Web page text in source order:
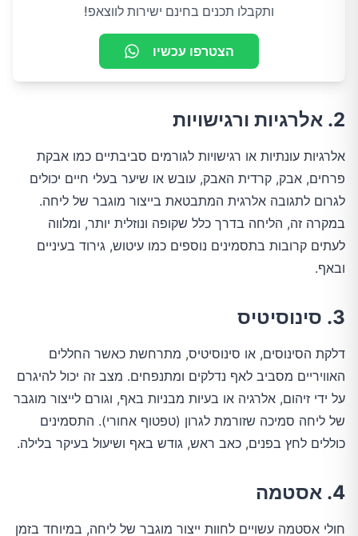
ותקבלו תכנים בחינם ישירות לווצאפ!
הצטרפו עכשיו
2. אלרגיות ורגישויות
אלרגיות עונתיות או רגישויות לגורמים סביבתיים כמו אבקת
פרחים, אבק, קרדית האבק, עובש או שיער בעלי חיים יכולים
לגרום לתגובה אלרגית המתבטאת בייצור מוגבר של ליחה.
במקרה זה, הליחה בדרך כלל שקופה ונוזלית יותר, ומלווה
לעתים קרובות בתסמינים נוספים כמו עיטוש, גירוד בעיניים
ובאף.
3. סינוסיטיס
דלקת הסינוסים, או סינוסיטיס, מתרחשת כאשר החללים
האוויריים מסביב לאף נדלקים ומתנפחים. מצב זה יכול להיגרם
על ידי זיהום, אלרגיה או בעיות מבניות באף, וגורם לייצור מוגבר
של ליחה סמיכה שזורמת לגרון (טפטוף אחורי). התסמינים
כוללים לחץ בפנים, כאב ראש, גודש באף ושיעול בעיקר בלילה.
4. אסטמה
חולי אסטמה עשויים לחוות ייצור מוגבר של ליחה, במיוחד בזמן